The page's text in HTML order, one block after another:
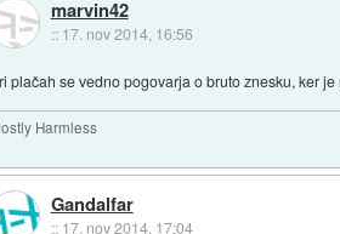
marvin42
:: 17. nov 2014, 16:56
plačah se vedno pogovarja o bruto znesku, ker
Harmless
Gandalfar
:: 17. nov 2014, 17:04